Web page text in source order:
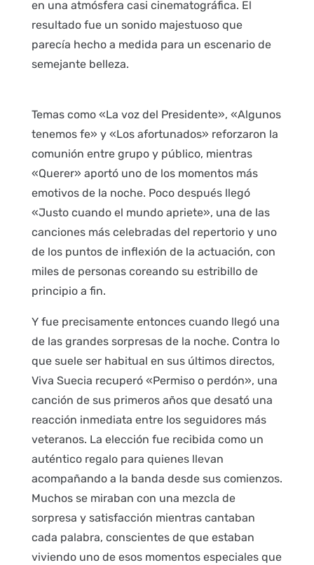
en una atmósfera casi cinematográfica. El
resultado fue un sonido majestuoso que
parecía hecho a medida para un escenario de
semejante belleza.
Temas como «La voz del Presidente», «Algunos
tenemos fe» y «Los afortunados» reforzaron la
comunión entre grupo y público, mientras
«Querer» aportó uno de los momentos más
emotivos de la noche. Poco después llegó
«Justo cuando el mundo apriete», una de las
canciones más celebradas del repertorio y uno
de los puntos de inflexión de la actuación, con
miles de personas coreando su estribillo de
principio a fin.
Y fue precisamente entonces cuando llegó una
de las grandes sorpresas de la noche. Contra lo
que suele ser habitual en sus últimos directos,
Viva Suecia recuperó «Permiso o perdón», una
canción de sus primeros años que desató una
reacción inmediata entre los seguidores más
veteranos. La elección fue recibida como un
auténtico regalo para quienes llevan
acompañando a la banda desde sus comienzos.
Muchos se miraban con una mezcla de
sorpresa y satisfacción mientras cantaban
cada palabra, conscientes de que estaban
viviendo uno de esos momentos especiales que